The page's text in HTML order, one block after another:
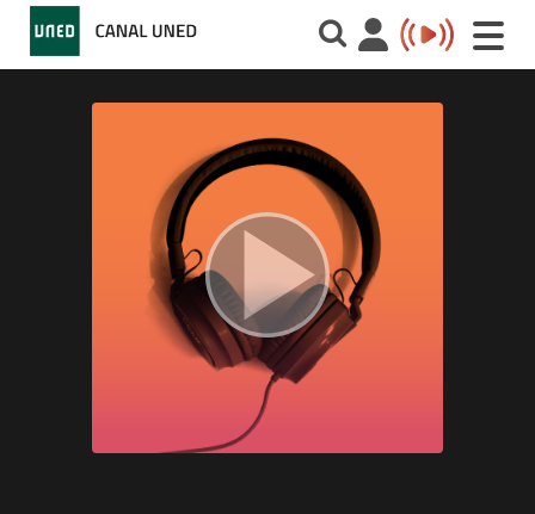
Toggle